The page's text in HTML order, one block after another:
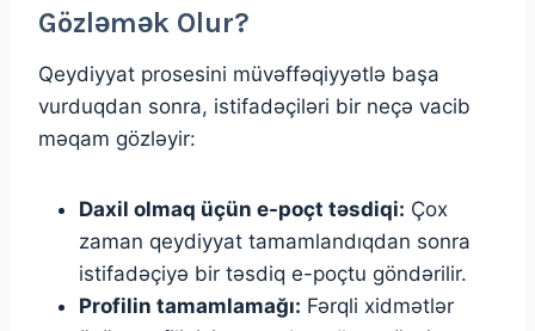
Gözləmək Olur?
Qeydiyyat prosesini müvəffəqiyyətlə başa
vurduqdan sonra, istifadəçiləri bir neçə vacib
məqam gözləyir:
Daxil olmaq üçün e-poçt təsdiqi: Çox
zaman qeydiyyat tamamlandıqdan sonra
istifadəçiyə bir təsdiq e-poçtu göndərilir.
Profilin tamamlamağı: Fərqli xidmətlər